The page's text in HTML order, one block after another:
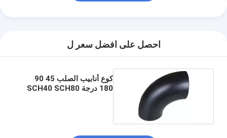
احصل على افضل سعر ل
كوع أنابيب الصلب 45 90
180 درجة SCH40 SCH80